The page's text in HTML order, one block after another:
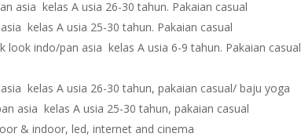
asia kelas A usia 26-30 tahun. Pakaian casual
kelas A usia 25-30 tahun. Pakaian casual
look indo/pan asia kelas A usia 6-9 tahun. Pakaian casual
kelas A usia 26-30 tahun, pakaian casual/ baju yoga
asia kelas A usia 25-30 tahun, pakaian casual
& indoor, led, internet and cinema